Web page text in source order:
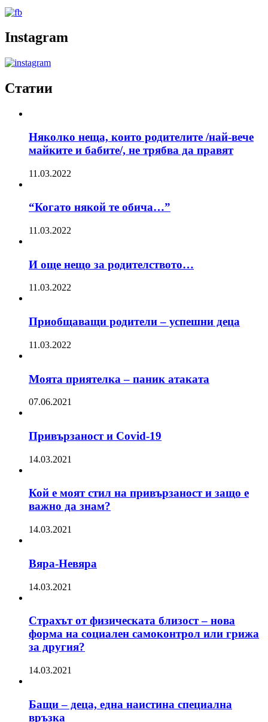
Instagram
Статии
Няколко неща, които родителите /най-вече
майките и бабите/, не трябва да правят
11.03.2022
“Когато някой те обича…”
11.03.2022
И още нещо за родителството…
11.03.2022
Приобщаващи родители – успешни деца
11.03.2022
Моята приятелка – паник атаката
07.06.2021
Привързаност и Covid-19
14.03.2021
Кой е моят стил на привързаност и защо е
важно да знам?
14.03.2021
Вяра-Невяра
14.03.2021
Страхът от физическата близост – нова
форма на социален самоконтрол или грижа
за другия?
14.03.2021
Бащи – деца, една наистина специална
връзка